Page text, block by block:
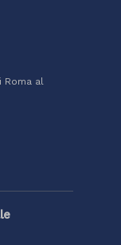
Roma al